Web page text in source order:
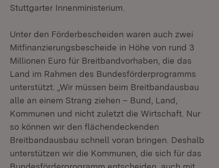
Stuttgarter Innenministerium.
Unter den Förderbescheiden waren auch zwei
Mitfinanzierungsbescheide in Höhe von rund 3
Millionen Euro für Breitbandvorhaben, die das
Land im Rahmen des Bundesförderprogramms
unterstützt. „Wir müssen beim Breitbandausbau
alle an einem Strang ziehen – Bund, Land,
Kommunen und nicht zuletzt die Wirtschaft. Nur
so können wir den flächendeckenden
Breitbandausbau schnell voran bringen. Deshalb
unterstützen wir die Kommunen, die sich für das